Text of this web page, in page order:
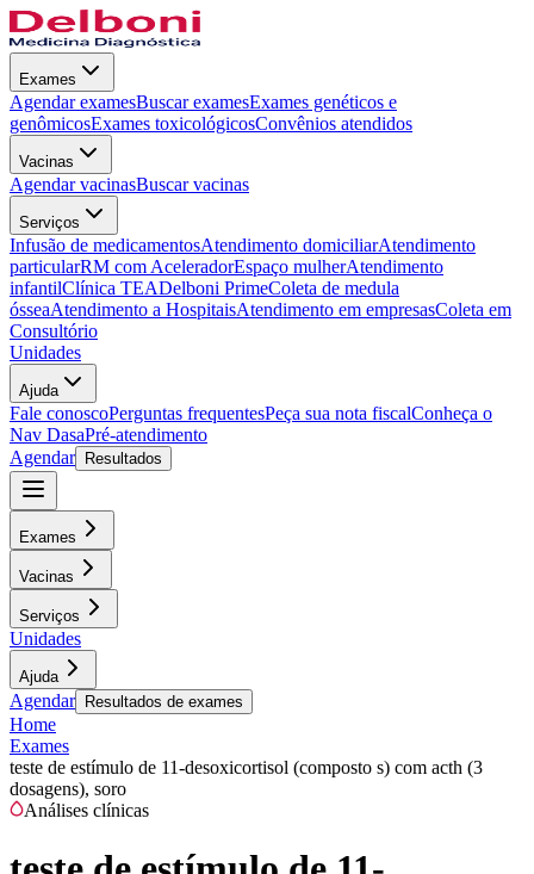
Exames
Agendar examesBuscar examesExames genéticos e
genômicosExames toxicológicosConvênios atendidos
Vacinas
Agendar vacinasBuscar vacinas
Serviços
Infusão de medicamentosAtendimento domiciliarAtendimento
particularRM com AceleradorEspaço mulherAtendimento
infantilClínica TEADelboni PrimeColeta de medula
ósseaAtendimento a HospitaisAtendimento em empresasColeta em
Consultório
Unidades
Ajuda
Fale conoscoPerguntas frequentesPeça sua nota fiscalConheça o
Nav DasaPré-atendimento
Agendar
Resultados
Exames
Vacinas
Serviços
Unidades
Ajuda
Agendar Resultados de exames
Home
Exames
teste de estímulo de 11-desoxicortisol (composto s) com acth (3
dosagens), soro
Análises clínicas